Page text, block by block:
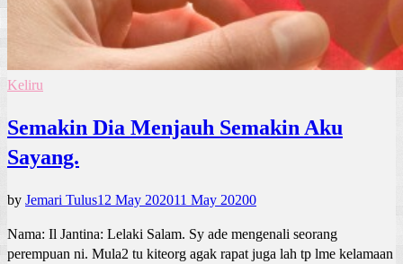
Keliru
Semakin Dia Menjauh Semakin Aku
Sayang.
by Jemari Tulus12 May 202011 May 20200
Nama: Il Jantina: Lelaki Salam. Sy ade mengenali seorang
perempuan ni. Mula2 tu kiteorg agak rapat juga lah tp lme kelamaan